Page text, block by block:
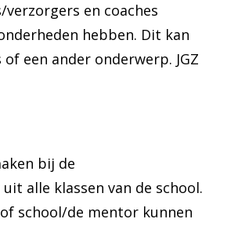
en coaches
hebben. Dit kan
een ander onderwerp. JGZ
bij de
alle klassen van de school.
school/de mentor kunnen